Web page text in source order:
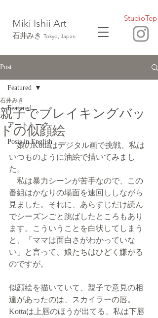
Miki Ishii Art
石井みき Tokyo, Japan
StudioTep
Post
Featured
アートトーク
Posts in English
Featured
親子でブレイキングバッ
ドの似顔絵
石井みき
娘のKottaはデジタル画で挑戦、私は
いつものように油絵で描いてみまし
た。
私は暴力シーンが苦手なので、この
番組はかなりの場面を速回ししながら
見ました。それに、あらすじだけ読ん
でシーズンごと跳ばしたところもあり
ます。こういうことを白状してしまう
と、「ママは面白さがわかっていな
い」と言って、娘たちはひどく嫌がる
のですが。
似顔絵を描いていて、親子で意見の相
違があったのは、スカイラーの唇。
Kottaは上唇のほうが出てる、私は下唇